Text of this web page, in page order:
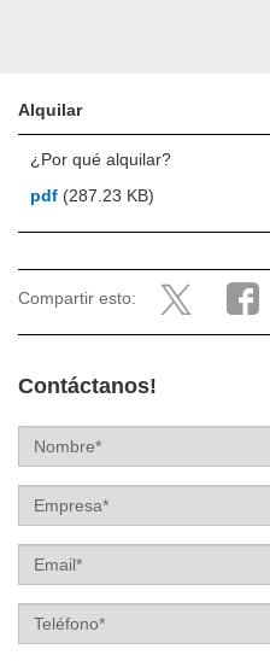
Alquilar
¿Por qué alquilar?
pdf (287.23 KB)
Compartir esto:
Contáctanos!
Label
Label